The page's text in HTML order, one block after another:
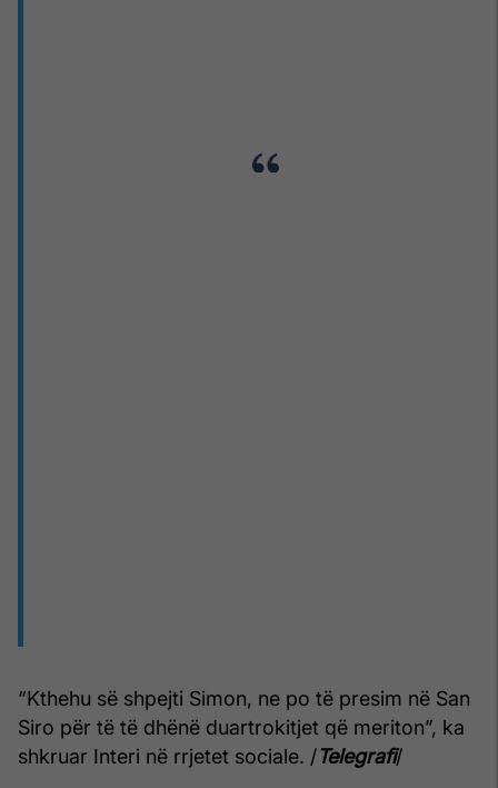
“Kthehu së shpejti Simon, ne po të presim në San
Siro për të të dhënë duartrokitjet që meriton”, ka
shkruar Interi në rrjetet sociale. /Telegrafi/